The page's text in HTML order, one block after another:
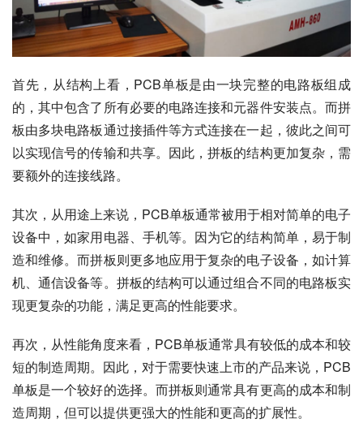
首先，从结构上看，PCB单板是由一块完整的电路板组成
的，其中包含了所有必要的电路连接和元器件安装点。而拼
板由多块电路板通过接插件等方式连接在一起，彼此之间可
以实现信号的传输和共享。因此，拼板的结构更加复杂，需
要额外的连接线路。
其次，从用途上来说，PCB单板通常被用于相对简单的电子
设备中，如家用电器、手机等。因为它的结构简单，易于制
造和维修。而拼板则更多地应用于复杂的电子设备，如计算
机、通信设备等。拼板的结构可以通过组合不同的电路板实
现更复杂的功能，满足更高的性能要求。
再次，从性能角度来看，PCB单板通常具有较低的成本和较
短的制造周期。因此，对于需要快速上市的产品来说，PCB
单板是一个较好的选择。而拼板则通常具有更高的成本和制
造周期，但可以提供更强大的性能和更高的扩展性。